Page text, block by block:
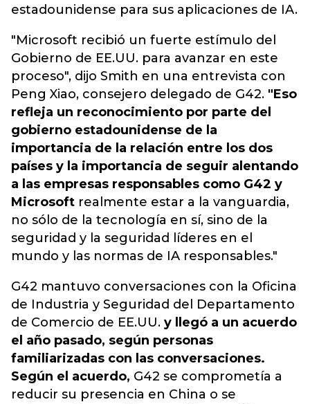
estadounidense para sus aplicaciones de IA.
"Microsoft recibió un fuerte estímulo del
Gobierno de EE.UU. para avanzar en este
proceso", dijo Smith en una entrevista con
Peng Xiao, consejero delegado de G42. "Eso
refleja un reconocimiento por parte del
gobierno estadounidense de la
importancia de la relación entre los dos
países y la importancia de seguir alentando
a las empresas responsables como G42 y
Microsoft realmente estar a la vanguardia,
no sólo de la tecnología en sí, sino de la
seguridad y la seguridad líderes en el
mundo y las normas de IA responsables."
G42 mantuvo conversaciones con la Oficina
de Industria y Seguridad del Departamento
de Comercio de EE.UU. y llegó a un acuerdo
el año pasado, según personas
familiarizadas con las conversaciones.
Según el acuerdo, G42 se comprometía a
reducir su presencia en China o se